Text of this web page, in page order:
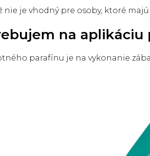
nie je vhodný pre osoby, ktoré
na aplikáciu
parafínu je na vykonanie